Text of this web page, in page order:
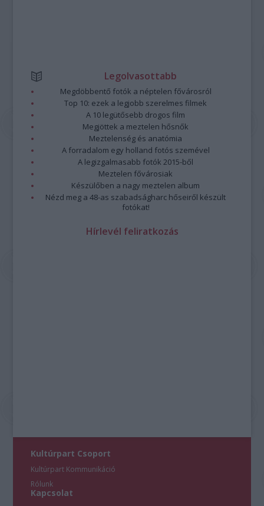
Legolvasottabb
Megdöbbentő fotók a néptelen fővárosról
Top 10: ezek a legjobb szerelmes filmek
A 10 legütősebb drogos film
Megjöttek a meztelen hősnők
Meztelenség és anatómia
A forradalom egy holland fotós szemével
A legizgalmasabb fotók 2015-ből
Meztelen fővárosiak
Készülőben a nagy meztelen album
Nézd meg a 48-as szabadságharc hőseiről készült
fotókat!
Hírlevél feliratkozás
Kultúrpart Csoport
Kultúrpart Kommunikáció
Rólunk
Kapcsolat